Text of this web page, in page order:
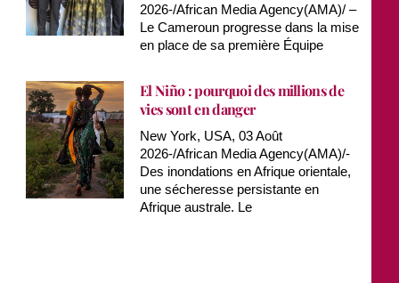
2026-/African Media Agency(AMA)/ –
Le Cameroun progresse dans la mise
en place de sa première Équipe
El Niño : pourquoi des millions de
vies sont en danger
New York, USA, 03 Août
2026-/African Media Agency(AMA)/-
Des inondations en Afrique orientale,
une sécheresse persistante en
Afrique australe. Le